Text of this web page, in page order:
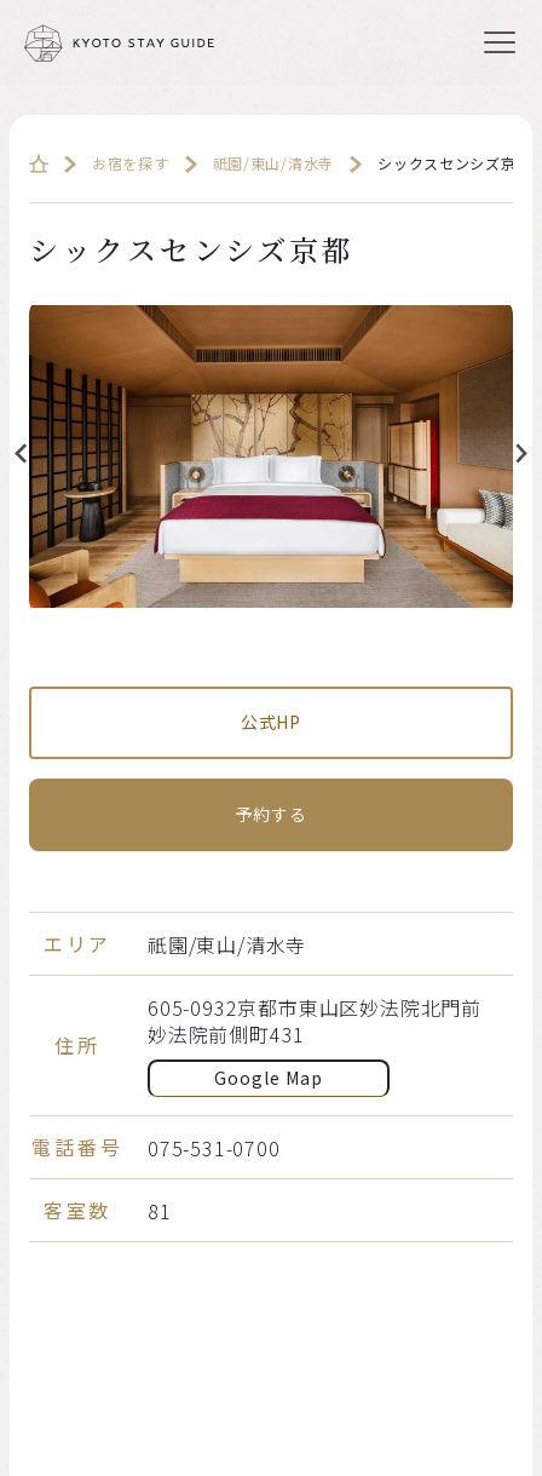
お宿を探す 祇園/東山/清水寺 シックスセンシズ京都
シックスセンシズ京都
公式HP
予約する
エリア 祇園/東山/清水寺
住所
605-0932京都市東山区妙法院北門前
妙法院前側町431
Google Map
電話番号 075-531-0700
客室数 81